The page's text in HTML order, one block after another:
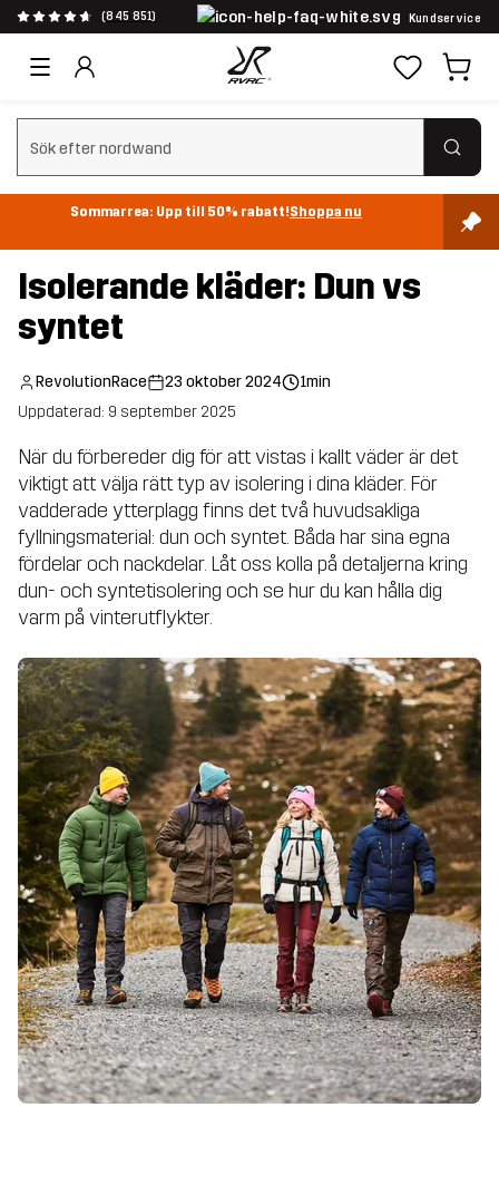
(845 851) Kundservice
Rensa sök
Sommarrea: Upp till 50% rabatt!Shoppa nu
Isolerande kläder: Dun vs
syntet
RevolutionRace 23 oktober 2024
1min
Uppdaterad: 9 september 2025
När du förbereder dig för att vistas i kallt väder är det
viktigt att välja rätt typ av isolering i dina kläder. För
vadderade ytterplagg finns det två huvudsakliga
fyllningsmaterial: dun och syntet. Båda har sina egna
fördelar och nackdelar. Låt oss kolla på detaljerna kring
dun- och syntetisolering och se hur du kan hålla dig
varm på vinterutflykter.